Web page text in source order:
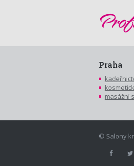
Praha
masážní
© Salony